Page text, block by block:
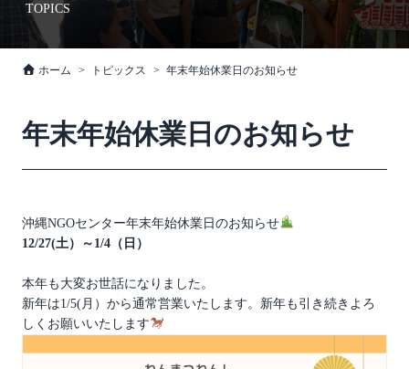
TOPICS
ホーム トピックス 年末年始休業日のお知らせ
年末年始休業日のお知らせ
沖縄NGOセンター年末年始休業日のお知らせ
12/27(土）～1/4（日）
本年も大変お世話になりました。
新年は1/5(月）から通常営業いたします。新年も引き続きよろ
しくお願いいたします